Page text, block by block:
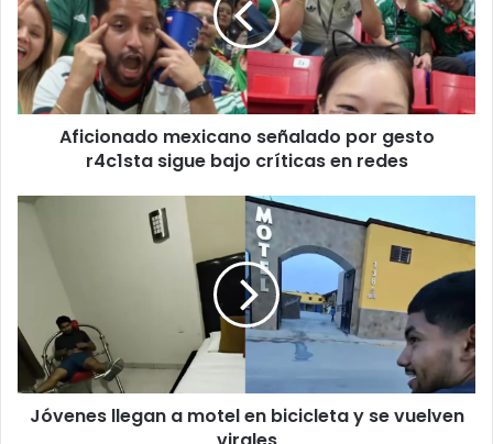
gesto
r4c1sta
sigue
bajo
críticas
Aficionado mexicano señalado por gesto
r4c1sta sigue bajo críticas en redes
Jóvenes
bicicleta
y
vuelven
virales
Jóvenes llegan a motel en bicicleta y se vuelven